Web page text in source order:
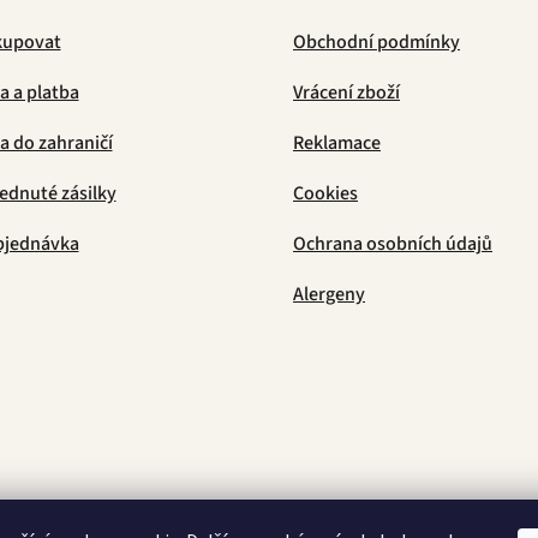
a platba
do zahraničí
zásilky
Obchodní podmínky
Vrácení zboží
Reklamace
Cookies
Ochrana osobních údajů
Alergeny